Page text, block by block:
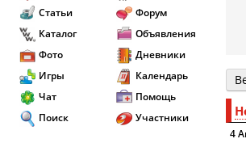
Статьи
Каталог
Фото
Игры
Чат
Поиск
Форум
Объявления
Дневники
Календарь
Помощь
Участники
4